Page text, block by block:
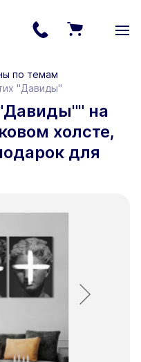
по темам
"Давиды"
на
холсте,
для